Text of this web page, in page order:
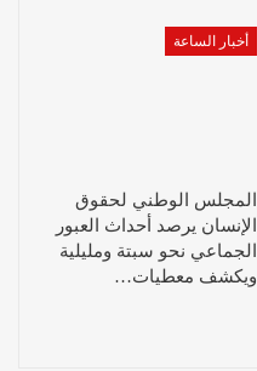
أخبار الساعة
المجلس الوطني لحقوق
الإنسان يرصد أحداث العبور
الجماعي نحو سبتة ومليلية
ويكشف معطيات…